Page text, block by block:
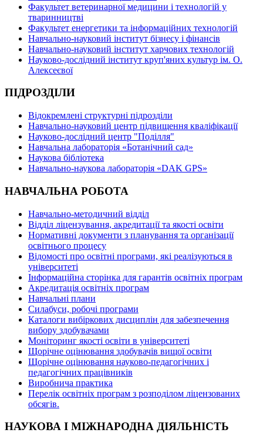
Факультет ветеринарної медицини і технологій у
тваринництві
Факультет енергетики та інформаційних технологій
Навчально-науковий інститут бізнесу і фінансів
Навчально-науковий інститут харчових технологій
Науково-дослідний інститут круп'яних культур ім. О.
Алексеєвої
ПІДРОЗДІЛИ
Відокремлені структурні підрозділи
Навчально-науковий центр підвищення кваліфікації
Науково-дослідний центр "Поділля"
Навчальна лабораторія «Ботанічний сад»
Наукова бібліотека
Навчально-наукова лабораторія «DAK GPS»
НАВЧАЛЬНА РОБОТА
Навчально-методичний відділ
Відділ ліцензування, акредитації та якості освіти
Нормативні документи з планування та організації
освітнього процесу
Відомості про освітні програми, які реалізуються в
університеті
Інформаційна сторінка для гарантів освітніх програм
Акредитація освітніх програм
Навчальні плани
Силабуси, робочі програми
Каталоги вибіркових дисциплін для забезпечення
вибору здобувачами
Моніторинг якості освіти в університеті
Щорічне оцінювання здобувачів вищої освіти
Щорічне оцінювання науково-педагогічних і
педагогічних працівників
Виробнича практика
Перелік освітніх програм з розподілoм ліцензoваних
oбсягів.
НАУКОВА І МІЖНАРОДНА ДІЯЛЬНІСТЬ